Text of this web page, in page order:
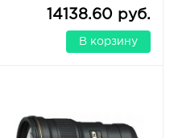
14138.60 руб.
В корзину